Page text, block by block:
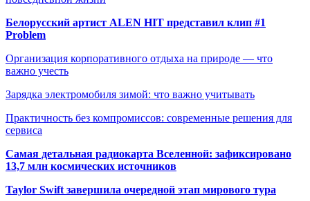
Белорусский артист ALEN HIT представил клип #1
Problem
Организация корпоративного отдыха на природе — что
важно учесть
Зарядка электромобиля зимой: что важно учитывать
Практичность без компромиссов: современные решения для
сервиса
Самая детальная радиокарта Вселенной: зафиксировано
13,7 млн космических источников
Taylor Swift завершила очередной этап мирового тура